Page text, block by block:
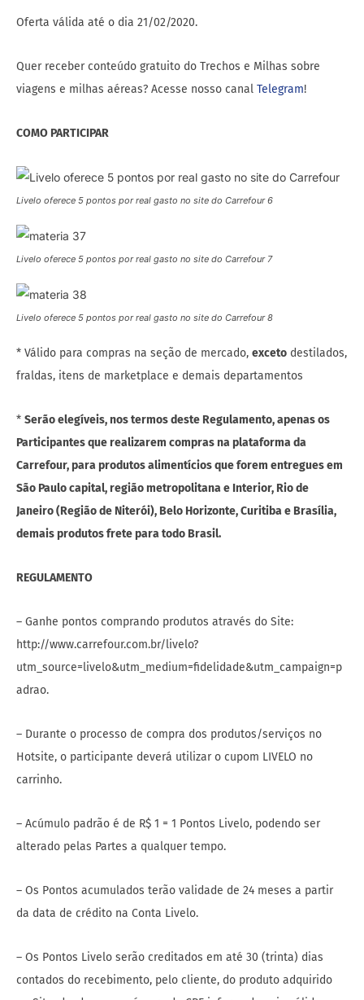
Oferta válida até o dia 21/02/2020.
Quer receber conteúdo gratuito do Trechos e Milhas sobre
viagens e milhas aéreas? Acesse nosso canal Telegram!
COMO PARTICIPAR
Livelo oferece 5 pontos por real gasto no site do Carrefour 6
Livelo oferece 5 pontos por real gasto no site do Carrefour 7
Livelo oferece 5 pontos por real gasto no site do Carrefour 8
* Válido para compras na seção de mercado, exceto destilados,
fraldas, itens de marketplace e demais departamentos
* Serão elegíveis, nos termos deste Regulamento, apenas os
Participantes que realizarem compras na plataforma da
Carrefour, para produtos alimentícios que forem entregues em
São Paulo capital, região metropolitana e Interior, Rio de
Janeiro (Região de Niterói), Belo Horizonte, Curitiba e Brasília,
demais produtos frete para todo Brasil.
REGULAMENTO
– Ganhe pontos comprando produtos através do Site:
http://www.carrefour.com.br/livelo?
utm_source=livelo&utm_medium=fidelidade&utm_campaign=p
adrao.
– Durante o processo de compra dos produtos/serviços no
Hotsite, o participante deverá utilizar o cupom LIVELO no
carrinho.
– Acúmulo padrão é de R$ 1 = 1 Pontos Livelo, podendo ser
alterado pelas Partes a qualquer tempo.
– Os Pontos acumulados terão validade de 24 meses a partir
da data de crédito na Conta Livelo.
– Os Pontos Livelo serão creditados em até 30 (trinta) dias
contados do recebimento, pelo cliente, do produto adquirido